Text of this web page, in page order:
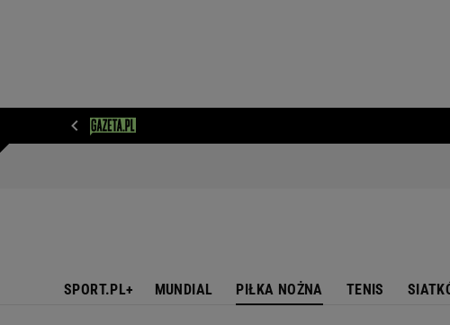
SPORT.PL+ MUNDIAL PIŁKA NOŻNA TENIS